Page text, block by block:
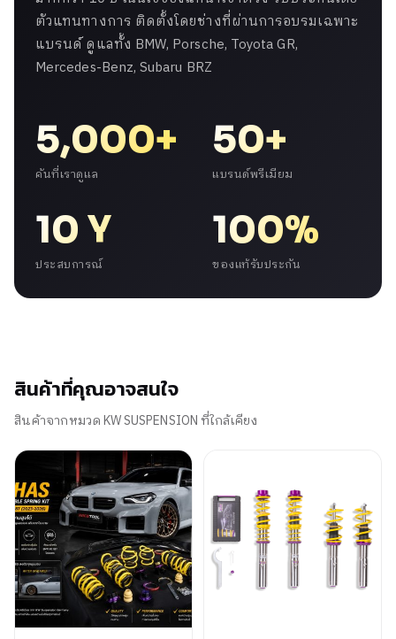
ตัวแทนทางการ ติดตั้งโดยช่างที่ผ่านการอบรมเฉพาะ
แบรนด์ ดูแลทั้ง BMW, Porsche, Toyota GR,
Mercedes-Benz, Subaru BRZ
5,000+
คันที่เราดูแล
50+
แบรนด์พรีเมียม
10 Y
ประสบการณ์
100%
ของแท้รับประกัน
สินค้าที่คุณอาจสนใจ
สินค้าจากหมวด KW SUSPENSION ที่ใกล้เคียง